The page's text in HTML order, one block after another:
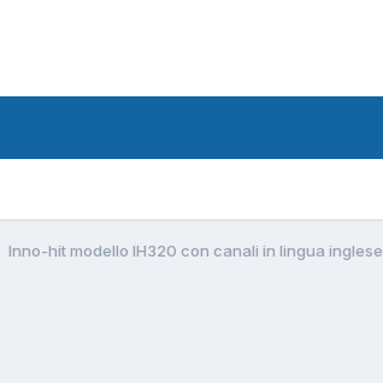
Inno-hit modello IH320 con canali in lingua inglese